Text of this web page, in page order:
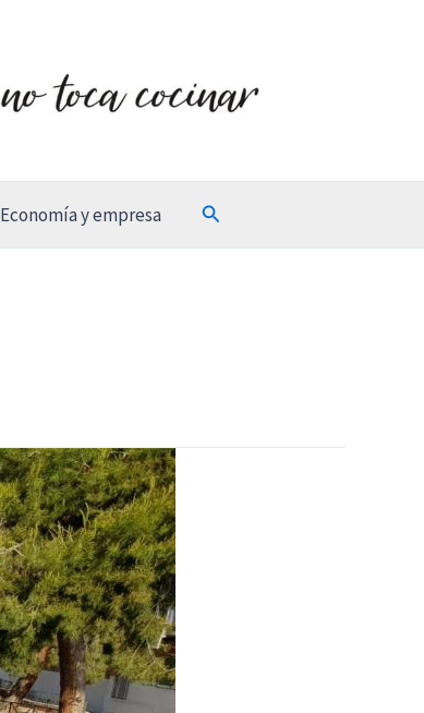
Economía y empresa Buscar